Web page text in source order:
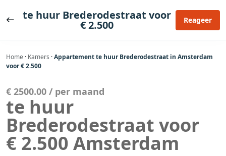
naar
te huur Brederodestraat voor
€ 2.500 Reageer
Home · Kamers ·Appartement te huur Brederodestraat in Amsterdam
voor € 2.500
€ 2500.00 / per maand
te huur
Brederodestraat voor
€ 2.500 Amsterdam